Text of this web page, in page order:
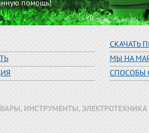
помощь!
СКАЧАТЬ
МЫ НА
СПОСОБЫ
ИНСТРУМЕНТЫ, ЭЛЕКТРОТЕХНИКА